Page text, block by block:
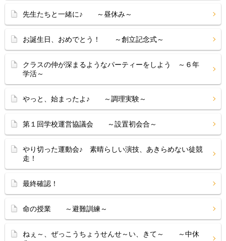
先生たちと一緒に♪ ～昼休み～
お誕生日、おめでとう！ ～創立記念式～
クラスの仲が深まるようなパーティーをしよう ～６年
学活～
やっと、始まったよ♪ ～調理実験～
第１回学校運営協議会 ～設置初会合～
やり切った運動会♪ 素晴らしい演技、あきらめない徒競
走！
最終確認！
命の授業 ～避難訓練～
ねぇ～、ぜっこうちょうせんせ～い、きて～ ～中休